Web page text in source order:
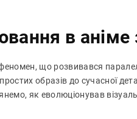
в аніме
що розвивався
образів до сучасної
як еволюціонував